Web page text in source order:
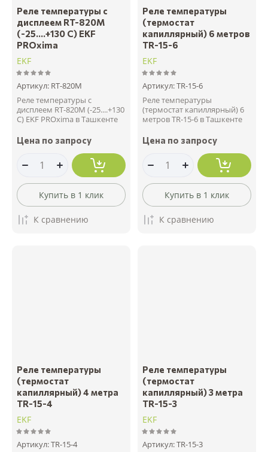
Реле температуры с
дисплеем RT-820M
(-25....+130 С) EKF
PROxima
EKF
Артикул: RT-820M
Реле температуры с
дисплеем RT-820M (-25....+130
С) EKF PROxima в Ташкенте
Цена по запросу
Купить в 1 клик
К сравнению
Реле температуры
(термостат
капиллярный) 6 метров
TR-15-6
EKF
Артикул:TR-15-6
Реле температуры
(термостат капиллярный) 6
метров TR-15-6 в Ташкенте
Цена по запросу
Купить в 1 клик
К сравнению
Реле температуры
(термостат
капиллярный) 4 метра
TR-15-4
EKF
Артикул:TR-15-4
Реле температуры
(термостат
капиллярный) 3 метра
TR-15-3
EKF
Артикул:TR-15-3